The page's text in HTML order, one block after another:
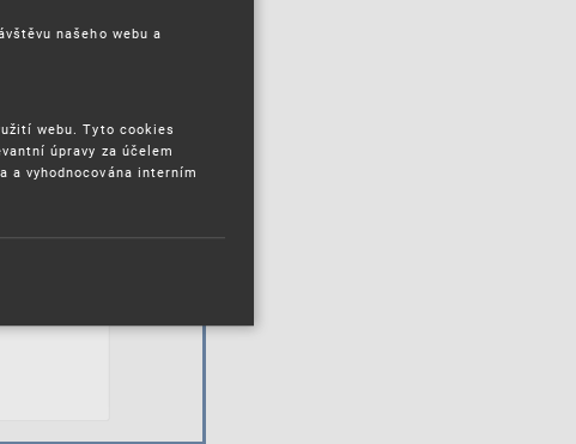
našeho webu a
webu. Tyto cookies
úpravy za účelem
a vyhodnocována interním